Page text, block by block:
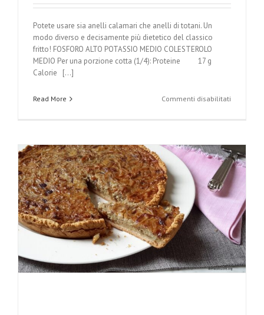
Potete usare sia anelli calamari che anelli di totani. Un
modo diverso e decisamente più dietetico del classico
fritto! FOSFORO ALTO POTASSIO MEDIO COLESTEROLO
MEDIO Per una porzione cotta (1/4): Proteine 17 g
Calorie [...]
Read More Commenti disabilitati
verdure